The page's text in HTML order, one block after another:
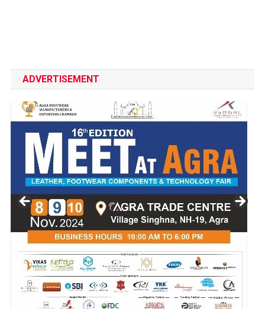
ADVERTISEMENT